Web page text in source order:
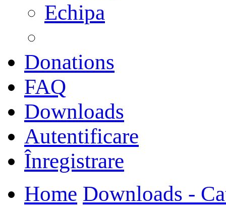
Echipa
Donations
FAQ
Downloads
Autentificare
Înregistrare
Home Downloads -